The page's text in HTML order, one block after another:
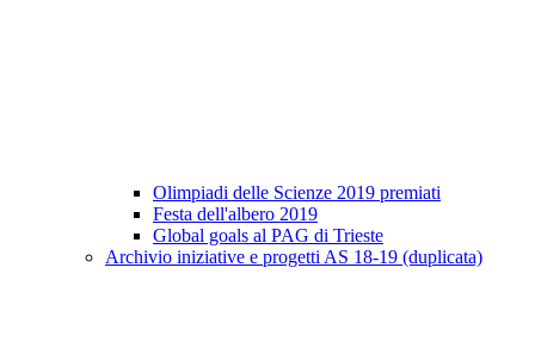
Olimpiadi delle Scienze 2019 premiati
Festa dell'albero 2019
Global goals al PAG di Trieste
Archivio iniziative e progetti AS 18-19 (duplicata)